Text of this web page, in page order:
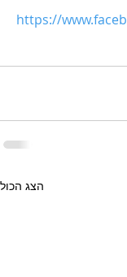
https://
הצג הכול